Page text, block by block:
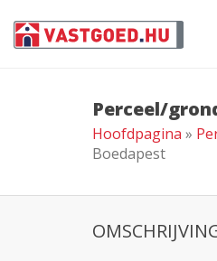
Perceel/
Hoofdpagina »
Boedapest